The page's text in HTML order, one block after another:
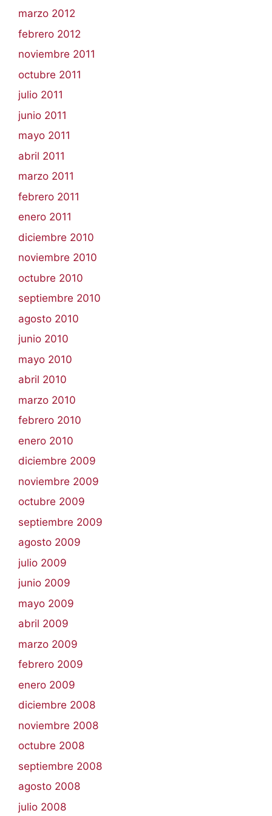
marzo 2012
febrero 2012
noviembre 2011
octubre 2011
julio 2011
junio 2011
mayo 2011
abril 2011
marzo 2011
febrero 2011
enero 2011
diciembre 2010
noviembre 2010
octubre 2010
septiembre 2010
agosto 2010
junio 2010
mayo 2010
abril 2010
marzo 2010
febrero 2010
enero 2010
diciembre 2009
noviembre 2009
octubre 2009
septiembre 2009
agosto 2009
julio 2009
junio 2009
mayo 2009
abril 2009
marzo 2009
febrero 2009
enero 2009
diciembre 2008
noviembre 2008
octubre 2008
septiembre 2008
agosto 2008
julio 2008